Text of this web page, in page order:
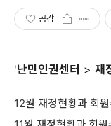
공감
'난민인권센터 > 재
12월 재정현황과 회